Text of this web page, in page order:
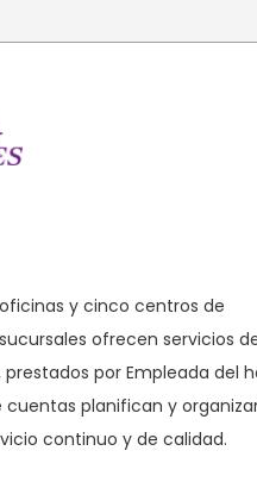
y cinco centros de
ofrecen servicios
por Empleada del
planifican y
continuo y de calidad.